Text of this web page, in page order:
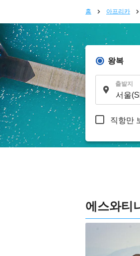
홈 아프리카
왕복
출발지
직항만
에스와티